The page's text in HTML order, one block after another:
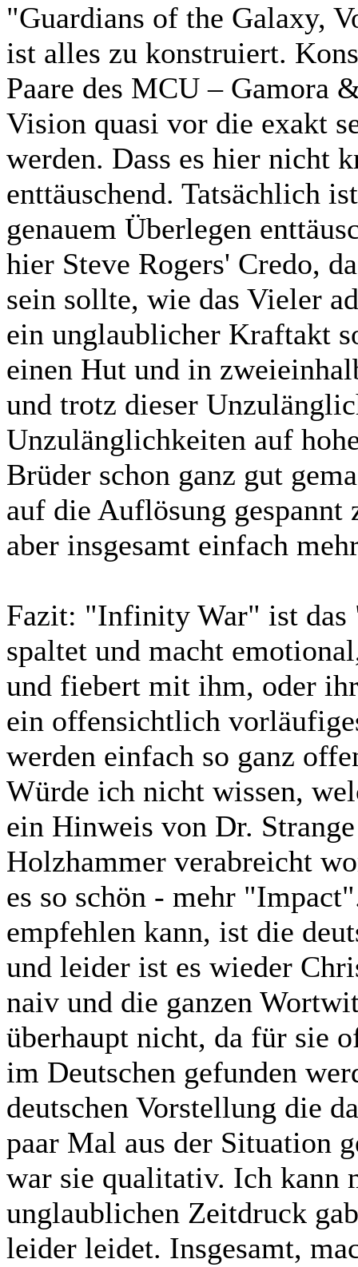
"Guardians of the Galaxy,
ist alles zu konstruiert.
Paare des MCU – Gamora
Vision quasi vor die exakt
werden. Dass es hier nicht
enttäuschend. Tatsächlich
genauem Überlegen
hier Steve Rogers' Credo,
sein sollte, wie das Vieler
ein unglaublicher Kraftakt
einen Hut und in
und trotz dieser
Unzulänglichkeiten auf
Brüder schon ganz gut
auf die Auflösung
aber insgesamt einfach
Fazit: "Infinity War" ist das
spaltet und macht
und fiebert mit ihm, oder
ein offensichtlich
werden einfach so ganz
Würde ich nicht wissen,
ein Hinweis von Dr.
Holzhammer verabreicht
es so schön - mehr
empfehlen kann, ist die
und leider ist es wieder
naiv und die ganzen
überhaupt nicht, da für sie
im Deutschen gefunden
deutschen Vorstellung die
paar Mal aus der Situation
war sie qualitativ. Ich kann
unglaublichen Zeitdruck
leider leidet. Insgesamt,